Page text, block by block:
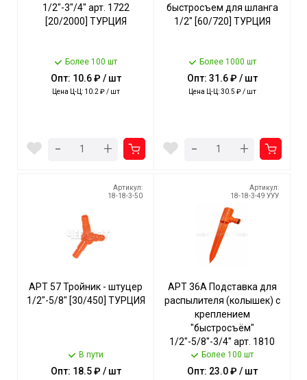
1/2"-3"/4" арт. 1722
[20/2000] ТУРЦИЯ
Более 100 шт
Опт: 10.6 ₽ / шт
Цена Ц-Ц: 10.2 ₽ / шт
- +
быстросъем для шланга
1/2" [60/720] ТУРЦИЯ
Более 1000 шт
Опт: 31.6 ₽ / шт
Цена Ц-Ц: 30.5 ₽ / шт
- +
Артикул:
18-18-3-50
АРТ 57 Тройник - штуцер
1/2"-5/8" [30/450] ТУРЦИЯ
В пути
Опт: 18.5 ₽ / шт
Артикул:
18-18-3-49 УУУ
АРТ 36А Подставка для
распылителя (колышек) с
креплением
"быстросъём"
1/2"-5/8"-3/4" арт. 1810
[250] ТУРЦИЯ
Более 100 шт
Опт: 23.0 ₽ / шт